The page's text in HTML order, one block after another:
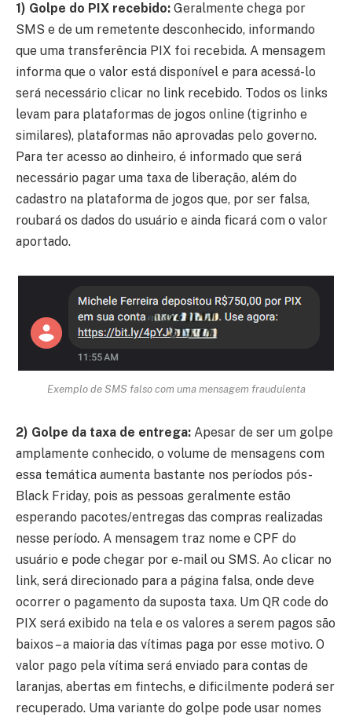
1) Golpe do PIX recebido: Geralmente chega por
SMS e de um remetente desconhecido, informando
que uma transferência PIX foi recebida. A mensagem
informa que o valor está disponível e para acessá-lo
será necessário clicar no link recebido. Todos os links
levam para plataformas de jogos online (tigrinho e
similares), plataformas não aprovadas pelo governo.
Para ter acesso ao dinheiro, é informado que será
necessário pagar uma taxa de liberação, além do
cadastro na plataforma de jogos que, por ser falsa,
roubará os dados do usuário e ainda ficará com o valor
aportado.
Exemplo de SMS falso com uma mensagem fraudulenta
2) Golpe da taxa de entrega: Apesar de ser um golpe
amplamente conhecido, o volume de mensagens com
essa temática aumenta bastante nos períodos pós-
Black Friday, pois as pessoas geralmente estão
esperando pacotes/entregas das compras realizadas
nesse período. A mensagem traz nome e CPF do
usuário e pode chegar por e-mail ou SMS. Ao clicar no
link, será direcionado para a página falsa, onde deve
ocorrer o pagamento da suposta taxa. Um QR code do
PIX será exibido na tela e os valores a serem pagos são
baixos – a maioria das vítimas paga por esse motivo. O
valor pago pela vítima será enviado para contas de
laranjas, abertas em fintechs, e dificilmente poderá ser
recuperado. Uma variante do golpe pode usar nomes